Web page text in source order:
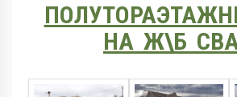
НА Ж\Б